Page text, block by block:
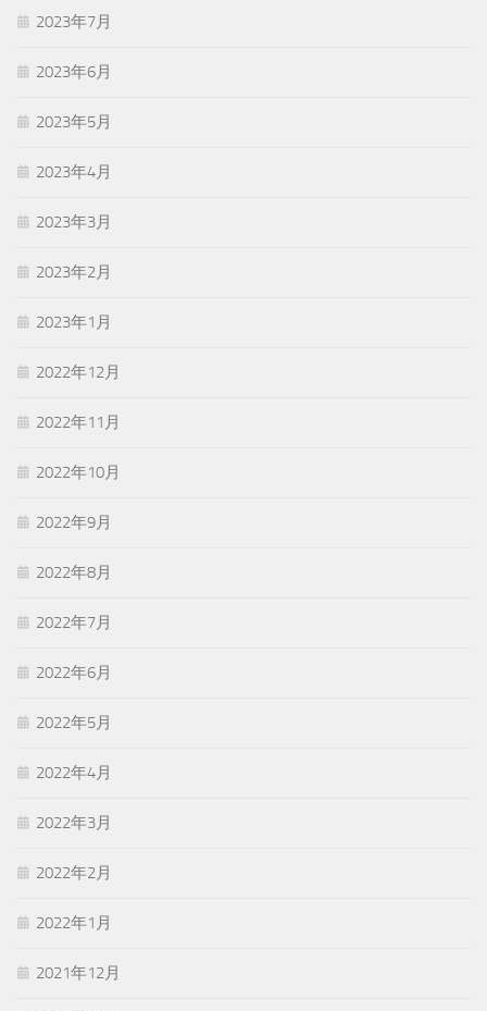
2023年7月
2023年6月
2023年5月
2023年4月
2023年3月
2023年2月
2023年1月
2022年12月
2022年11月
2022年10月
2022年9月
2022年8月
2022年7月
2022年6月
2022年5月
2022年4月
2022年3月
2022年2月
2022年1月
2021年12月